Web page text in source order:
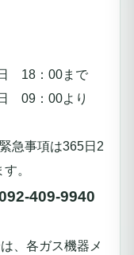
18：00まで
09：00より
急事項は365日2
。
409-9940
、各ガス機器メ